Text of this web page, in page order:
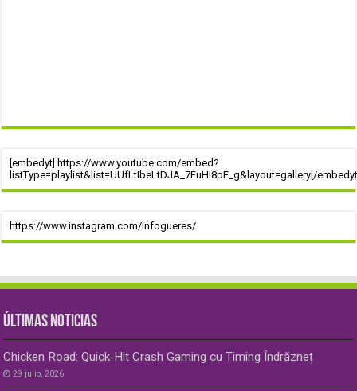
[embedyt] https://www.youtube.com/embed?
listType=playlist&list=UUfLtIbeLtDJA_7FuHI8pF_g&layout=gallery[/
https://www.instagram.com/infogueres/
ÚLTIMAS NOTICIAS
Chicken Road: Quick‑Hit Crash Gaming cu Timing Îndrăzneț
29 julio, 2026